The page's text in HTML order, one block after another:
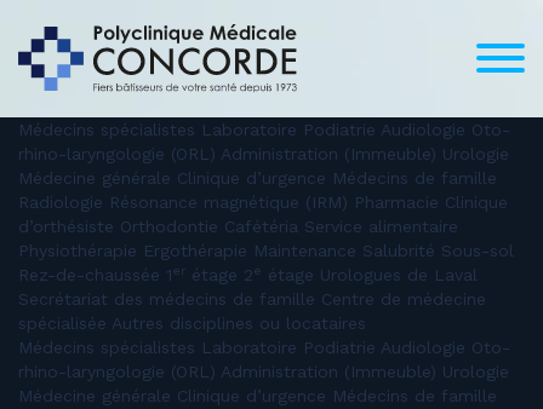
Médecins spécialistes Laboratoire Podiatrie Audiologie Oto-
rhino-laryngologie (ORL) Administration (Immeuble) Urologie
Médecine générale Clinique d’urgence Médecins de famille
Radiologie Résonance magnétique (IRM) Pharmacie Clinique
d’orthésiste Orthodontie Cafétéria Service alimentaire
Physiothérapie Ergothérapie Maintenance Salubrité Sous-sol
Rez-de-chaussée 1er étage 2e étage Urologues de Laval
Secrétariat des médecins de famille Centre de médecine
spécialisée Autres disciplines ou locataires
Médecins spécialistes Laboratoire Podiatrie Audiologie Oto-
rhino-laryngologie (ORL) Administration (Immeuble) Urologie
Médecine générale Clinique d’urgence Médecins de famille